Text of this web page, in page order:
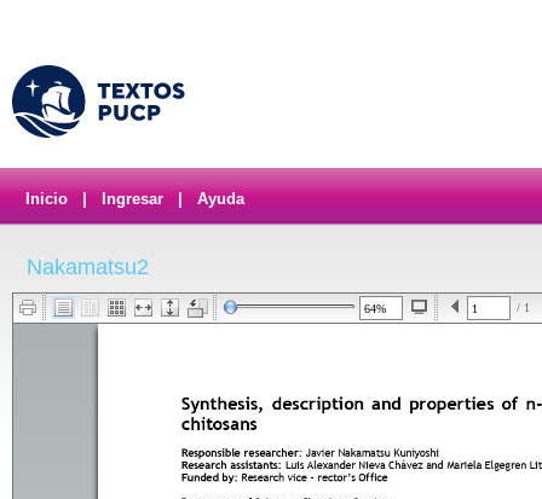
Inicio Ingresar Ayuda
Nakamatsu2
/ 1